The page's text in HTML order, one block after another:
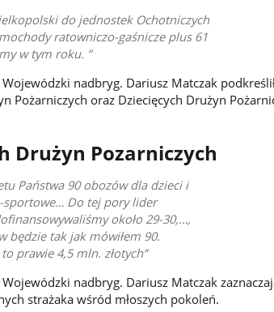
do jednostek Ochotniczych
ratowniczo-gaśnicze plus 61
w tym roku.
nadbryg. Dariusz Matczak
Pożarniczych oraz Dziecięcych Drużyn
Drużyn Pozarniczych
Państwa 90 obozów dla dzieci i
sportowe… Do tej pory lider
około 29-30,…,
tak jak mówiłem 90.
prawie 4,5 mln. złotych
nadbryg. Dariusz Matczak
strażaka wśród młoszych pokoleń.